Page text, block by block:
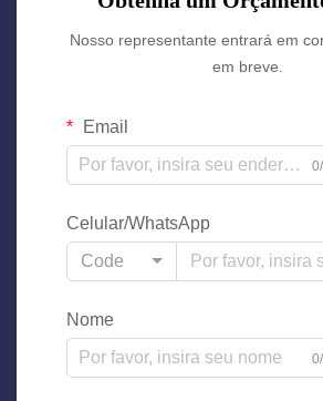
Nosso representante entrará em
em breve.
Email
Celular/WhatsApp
Code
Nome